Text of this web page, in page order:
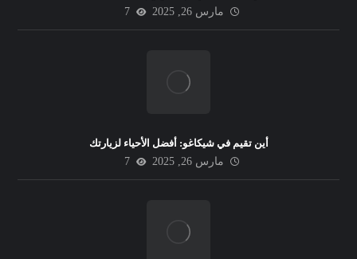
مارس 26, 2025
7
أين تقيم في شيكاغو: أفضل الأحياء لزيارتك
مارس 26, 2025
7